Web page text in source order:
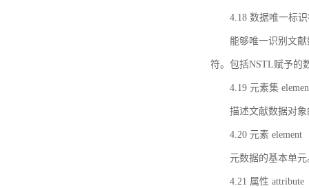
4.18 数据唯一标
能够唯一识别文
符。包括NSTL赋予的
4.19 元素集
描述文献数据对
4.20 元素 element
元数据的基本单元
4.21 属性 attribute